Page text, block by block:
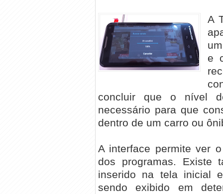
A
e
concluir que o nível
necessário para que
dentro de um carro ou
A interface permite ver
dos programas. Existe
inserido na tela inicial
sendo exibido em